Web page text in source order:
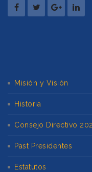
Misión y Visión
Historia
Consejo Directivo
Past Presidentes
Estatutos